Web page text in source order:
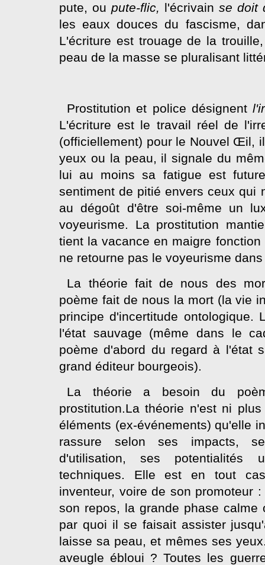
pute, ou pute-flic, l'écrivain se doit
les eaux douces du fascisme,
L'écriture est trouage de la
peau de la masse se pluralisant
Prostitution et police désignent
L'écriture est le travail réel de
(officiellement) pour le Nouvel Œil,
yeux ou la peau, il signale du
lui au moins sa fatigue est
sentiment de pitié envers ceux qui
au dégoût d'être soi-même un
voyeurisme. La prostitution
tient la vacance en maigre
ne retourne pas le voyeurisme
La théorie fait de nous des
poème fait de nous la mort (la vie
principe d'incertitude
l'état sauvage (même dans le
poème d'abord du regard à l'état
grand éditeur bourgeois).
La théorie a besoin du
prostitution.La théorie n'est ni
éléments (ex-événements) qu'elle
rassure selon ses impacts,
d'utilisation, ses potentialités
techniques. Elle est en tout
inventeur, voire de son promoteur
son repos, la grande phase
par quoi il se faisait assister
laisse sa peau, et mêmes ses
aveugle ébloui ? Toutes les